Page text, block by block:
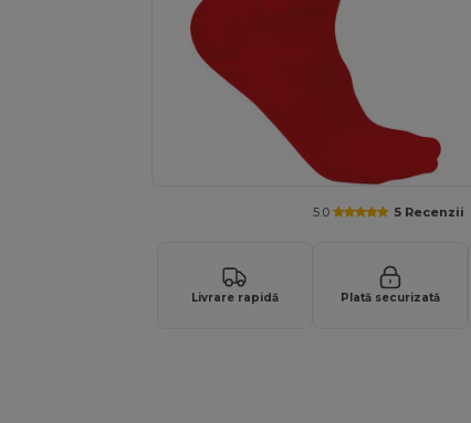
5.0 5 Recenzii
Livrare rapidă Plată securizată